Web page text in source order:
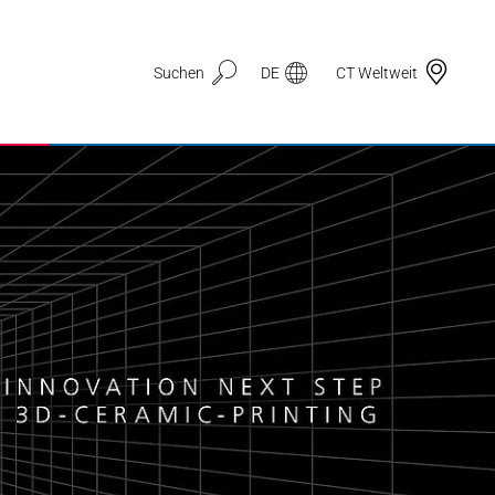
Anwendungsbereiche
3D Druck
Automotive & Mobilität
Dichtungstechnik
Suchen DE CT Weltweit